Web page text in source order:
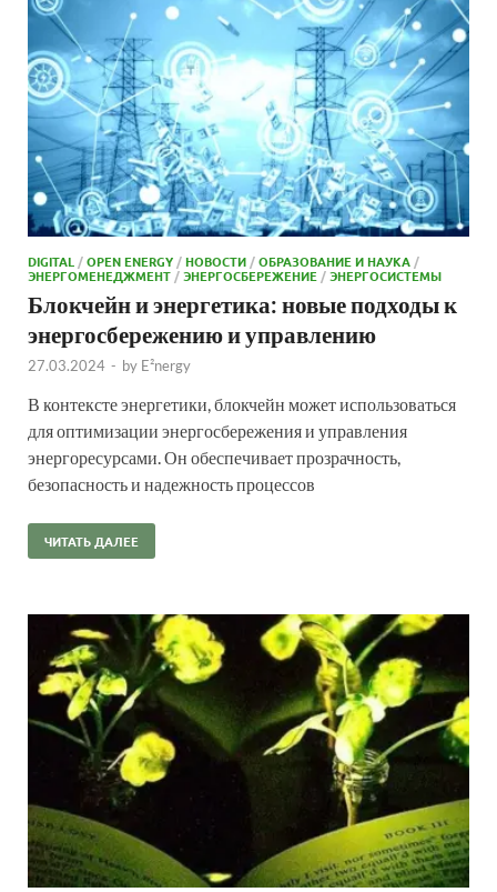
DIGITAL/OPEN ENERGY/НОВОСТИ/ОБРАЗОВАНИЕ И НАУКА/
ЭНЕРГОМЕНЕДЖМЕНТ/ЭНЕРГОСБЕРЕЖЕНИЕ/ЭНЕРГОСИСТЕМЫ
Блокчейн и энергетика: новые подходы к
энергосбережению и управлению
27.03.2024 - by E²nergy
В контексте энергетики, блокчейн может использоваться
для оптимизации энергосбережения и управления
энергоресурсами. Он обеспечивает прозрачность,
безопасность и надежность процессов
ЧИТАТЬ ДАЛЕЕ